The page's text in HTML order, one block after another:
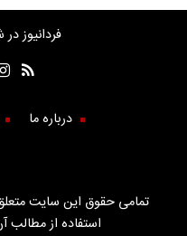
فردانیوز
درباره ما
تمامی حقوق این سایت متعلق
استفاده از مطالب